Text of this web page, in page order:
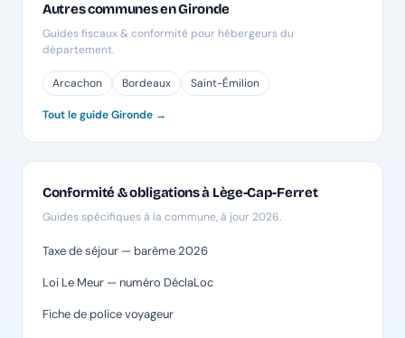
Autres communes en Gironde
Guides fiscaux & conformité pour hébergeurs du
département.
Arcachon Bordeaux Saint-Émilion
Tout le guide Gironde →
Conformité & obligations à Lège-Cap-Ferret
Guides spécifiques à la commune, à jour 2026.
Taxe de séjour — barème 2026
Loi Le Meur — numéro DéclaLoc
Fiche de police voyageur